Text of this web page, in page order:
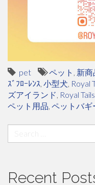
pet ペット 新商
ｽﾞﾌﾛｰﾚﾝｽ 小型犬 Royal
ズアイランド Royal Tails
ペット用品 ペットバギ
for:
Recent